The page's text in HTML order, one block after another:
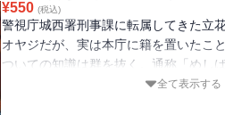
の表題作。ほか、たい焼きの天然・養
激する全12編・完食保証の39巻！ 全
対決／たい焼き天然・養殖問題／ふり
¥550 (税込)
警視庁城西署刑事課に転属してきた立
オヤジだが、実は本庁に籍を置いたこ
ついての知識は群を抜く。通称「めし
ネだ。捜査や取調べに得意の知識と情
全て表示する